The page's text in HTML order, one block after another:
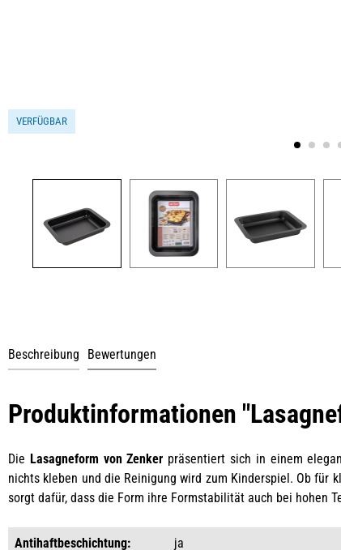
VERFÜGBAR
Beschreibung Bewertungen
Produktinformationen
Die Lasagneform von Zenker präsentiert sich in einem
nichts kleben und die Reinigung wird zum Kinderspiel. Ob für
sorgt dafür, dass die Form ihre Formstabilität auch bei hohen
Antihaftbeschichtung: ja